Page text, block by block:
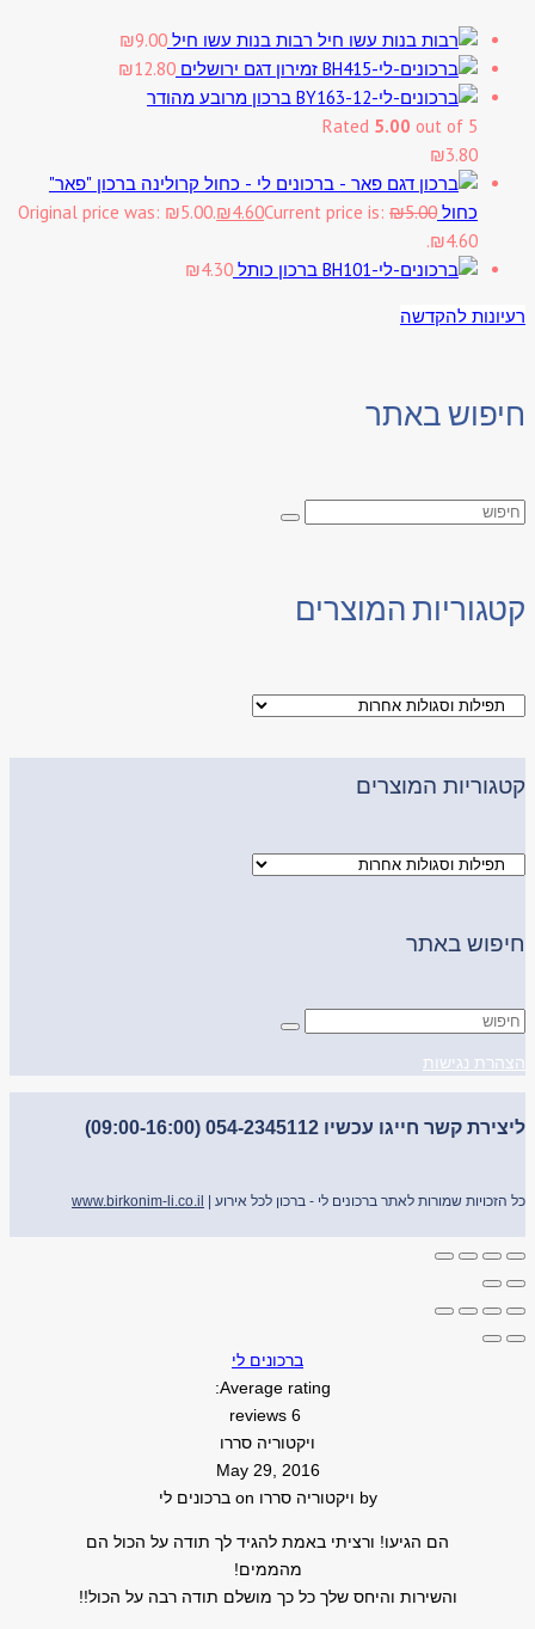
רבות בנות עשו חיל ₪9.00
זמירון דגם ירושלים
₪12.80
ברכון מרובע מהודר
Rated 5.00 out of 5
₪3.80
ברכון "פאר"
כחול
₪5.00
Original price was: ₪5.00.₪4.60Current price is:
₪4.60.
ברכון כותל
₪4.30
רעיונות להקדשה
חיפוש באתר
קטגוריות המוצרים
קטגוריות המוצרים
חיפוש באתר
הצהרת נגישות
ליצירת קשר חייגו עכשיו 054-2345112 (09:00-16:00)
כל הזכויות שמורות לאתר ברכונים לי - ברכון לכל אירוע | www.birkonim-li.co.il
ברכונים לי
Average rating:
6 reviews
ויקטוריה סררו
May 29, 2016
by ויקטוריה סררו ברכונים לי
הם הגיעו! ורציתי באמת להגיד לך תודה על הכול הם
מהממים!
והשירות והיחס שלך כל כך מושלם תודה רבה על הכול!!